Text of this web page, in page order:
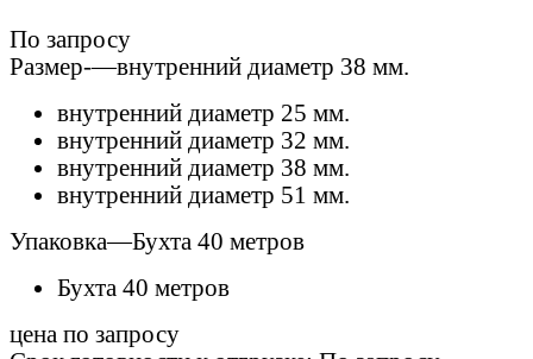
По запросу
Размер-—внутренний диаметр 38 мм.
внутренний диаметр 25 мм.
внутренний диаметр 32 мм.
внутренний диаметр 38 мм.
внутренний диаметр 51 мм.
Упаковка—Бухта 40 метров
Бухта 40 метров
цена по запросу